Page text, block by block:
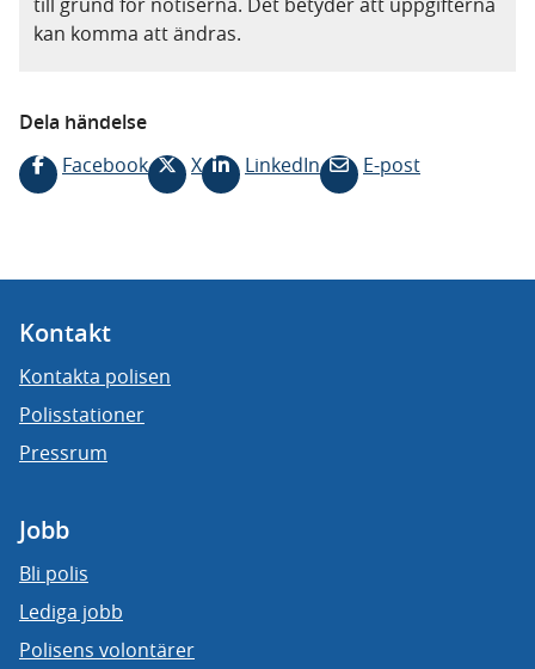
kan komma att ändras.
Dela händelse
Facebook
X LinkedIn E-post
Kontakt
Kontakta polisen
Polisstationer
Pressrum
Jobb
Bli polis
Lediga jobb
Polisens volontärer